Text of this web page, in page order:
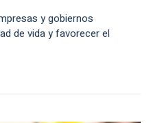
y gobiernos
de vida y favorecer el